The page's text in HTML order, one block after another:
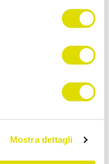
Mostra dettagli